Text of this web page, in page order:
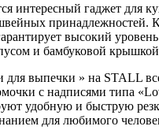
интересный гаджет для
принадлежностей.
высокий
и бамбуковой
выпечки » на STALL
с надписями типа
удобную и быструю
для любимого